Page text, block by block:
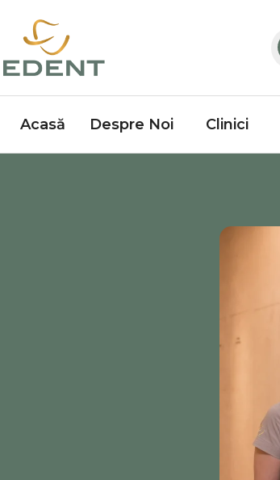
Acasă Despre Noi Clinici